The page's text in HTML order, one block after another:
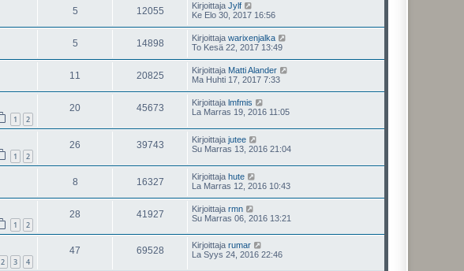
5 12055 Kirjoittaja Jylf
Ke Elo 30, 2017 16:56
5 14898 Kirjoittaja warixenjalka
To Kesä 22, 2017 13:49
11 20825 Kirjoittaja Matti Alander
Ma Huhti 17, 2017 7:33
1 2
20 45673 Kirjoittaja lmfmis
La Marras 19, 2016 11:05
1 2
26 39743 Kirjoittaja jutee
Su Marras 13, 2016 21:04
8 16327 Kirjoittaja hute
La Marras 12, 2016 10:43
1 2
28 41927 Kirjoittaja rmn
Su Marras 06, 2016 13:21
2 3 4
47 69528 Kirjoittaja rumar
La Syys 24, 2016 22:46